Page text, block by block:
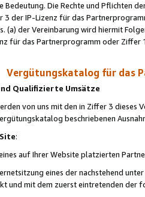
Bedeutung. Die Rechte und Pflichten
der IP-Lizenz für das
(a) der Vereinbarung wird hiermit
für das Partnerprogramm oder
Vergütungskatalog für das
Qualifizierte Umsätze
von uns mit den in Ziffer 3
beschriebenen
:
auf Ihrer Website platzierten
eines der nachstehend
und mit dem zuerst eintretenden der